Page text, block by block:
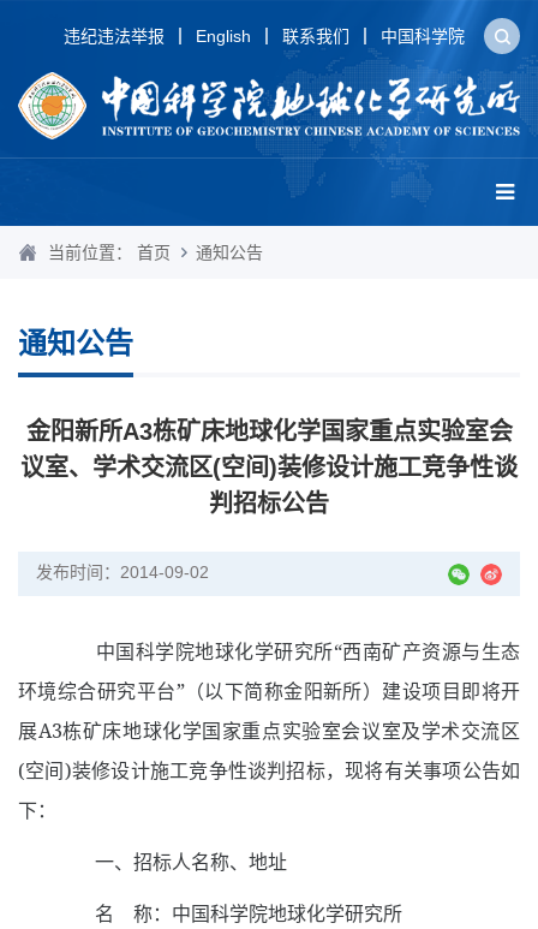
违纪违法举报 English 联系我们 中国科学院
当前位置： 首页 通知公告
通知公告
金阳新所A3栋矿床地球化学国家重点实验室会
议室、学术交流区(空间)装修设计施工竞争性谈
判招标公告
发布时间：2014-09-02
中国科学院地球化学研究所“西南矿产资源与生态
环境综合研究平台”（以下简称金阳新所）建设项目即将开
展A3栋矿床地球化学国家重点实验室会议室及学术交流区
(空间)装修设计施工竞争性谈判招标，现将有关事项公告如
下：
一、招标人名称、地址
名 称：中国科学院地球化学研究所